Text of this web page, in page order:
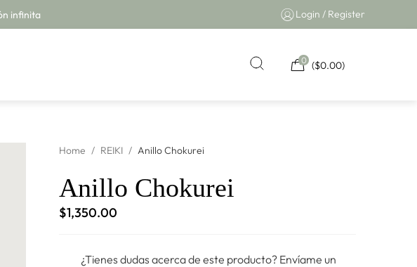
infinita Login / Register
0 ($0.00)
Home / REIKI / Anillo Chokurei
Anillo Chokurei
$1,350.00
¿Tienes dudas acerca de este producto? Envíame un